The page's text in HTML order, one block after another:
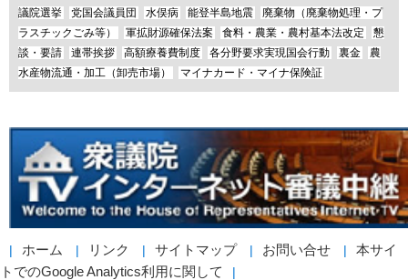
議院選挙
党国会議員団 水俣病 能登半島地震
廃棄物（廃棄物処理・プ
ラスチックごみ等）
軍拡財源確保法案 食料・農業・農村基本法改定
懇
談・要請
連帯挨拶 高額療養費制度 各分野要求実現国会行動 裏金
農
水産物流通・加工（卸売市場）
マイナカード・マイナ保険証
ホーム リンク サイトマップ お問い合せ
本サイ
トでのGoogle Analytics利用に関して